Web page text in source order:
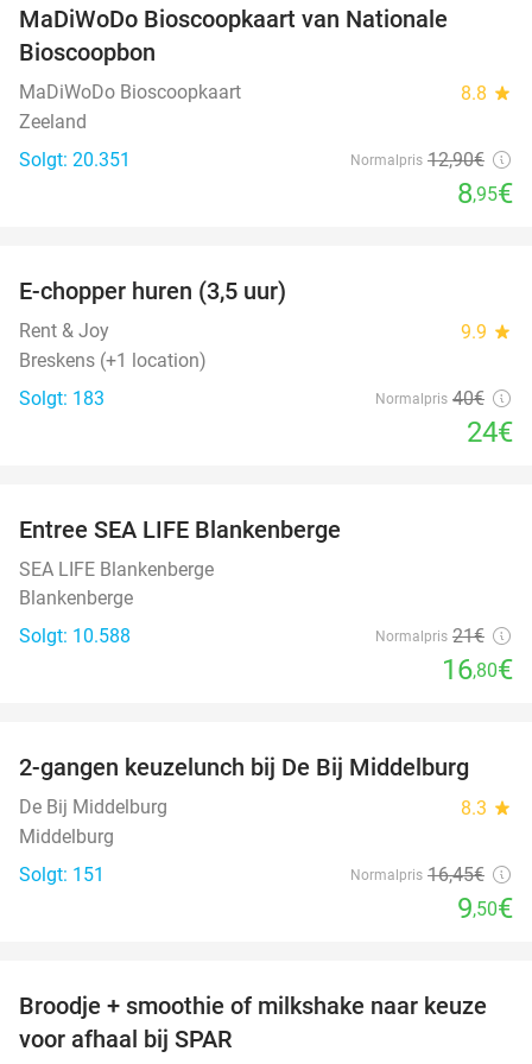
MaDiWoDo Bioscoopkaart van Nationale
Bioscoopbon
MaDiWoDo Bioscoopkaart 8.8 star
Zeeland
Solgt: 20.351
Normalpris 12,90€
8,95€
E-chopper huren (3,5 uur)
Rent & Joy 9.9 star
Breskens (+1 location)
Solgt: 183
Normalpris 40€
24€
Entree SEA LIFE Blankenberge
SEA LIFE Blankenberge
Blankenberge
Solgt: 10.588
Normalpris 21€
16,80€
42%
2-gangen keuzelunch bij De Bij Middelburg
De Bij Middelburg 8.3 star
Middelburg
Solgt: 151
Normalpris 16,45€
9,50€
36%
Broodje + smoothie of milkshake naar keuze
voor afhaal bij SPAR